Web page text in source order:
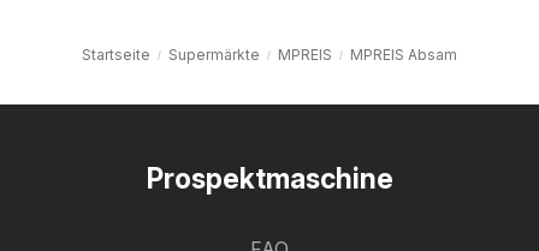
Startseite Supermärkte MPREIS MPREIS Absam
Prospektmaschine